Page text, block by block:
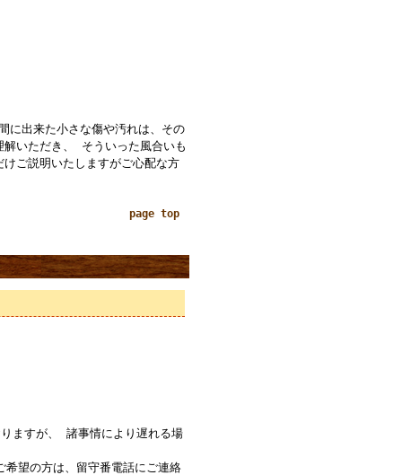
に出来た小さな傷や汚れは、その
いただき、 そういった風合いも
ご説明いたしますがご心配な方
page top
ますが、 諸事情により遅れる場
望の方は、留守番電話にご連絡